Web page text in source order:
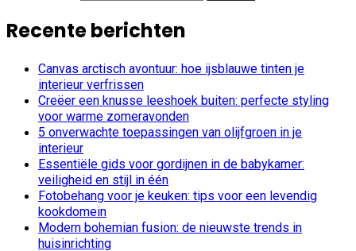
Recente berichten
Canvas arctisch avontuur: hoe ijsblauwe tinten je
interieur verfrissen
Creëer een knusse leeshoek buiten: perfecte styling
voor warme zomeravonden
5 onverwachte toepassingen van olijfgroen in je
interieur
Essentiële gids voor gordijnen in de babykamer:
veiligheid en stijl in één
Fotobehang voor je keuken: tips voor een levendig
kookdomein
Modern bohemian fusion: de nieuwste trends in
huisinrichting